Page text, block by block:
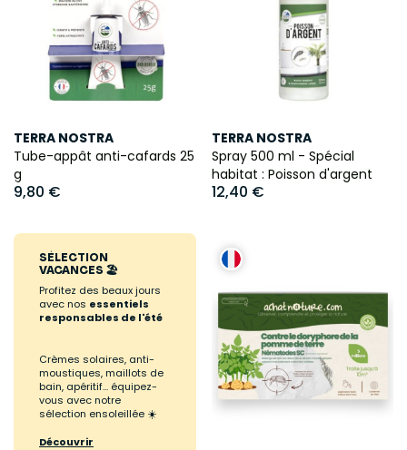
TERRA NOSTRA
Tube-appât anti-cafards 25
g
9,80 €
TERRA NOSTRA
Spray 500 ml - Spécial
habitat : Poisson d'argent
12,40 €
SÉLECTION
VACANCES 🏖️
Profitez des beaux jours
avec nos essentiels
responsables de l'été
Crèmes solaires, anti-
moustiques, maillots de
bain, apéritif... équipez-
vous avec notre
sélection ensoleillée ☀️
Découvrir